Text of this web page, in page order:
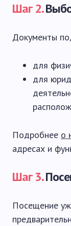
Шаг 2.
Документы
для
для
Подробнее о
адресах и
Шаг 3.
Посещение